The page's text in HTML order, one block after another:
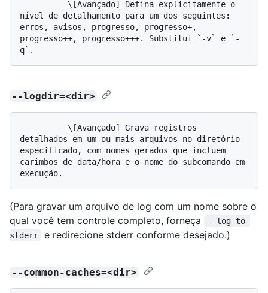
nível de detalhamento para um dos seguintes:
erros, avisos, progresso, progresso+,
progresso++, progresso+++. Substitui `-v` e `-
--logdir=<dir>
detalhados em um ou mais arquivos no diretório
especificado, com nomes gerados que incluem
carimbos de data/hora e o nome do subcomando em
(Para gravar um arquivo de log com um nome sobre o
qual você tem controle completo, forneça
--log-to-
stderr
e redirecione stderr conforme desejado.)
--common-caches=<dir>